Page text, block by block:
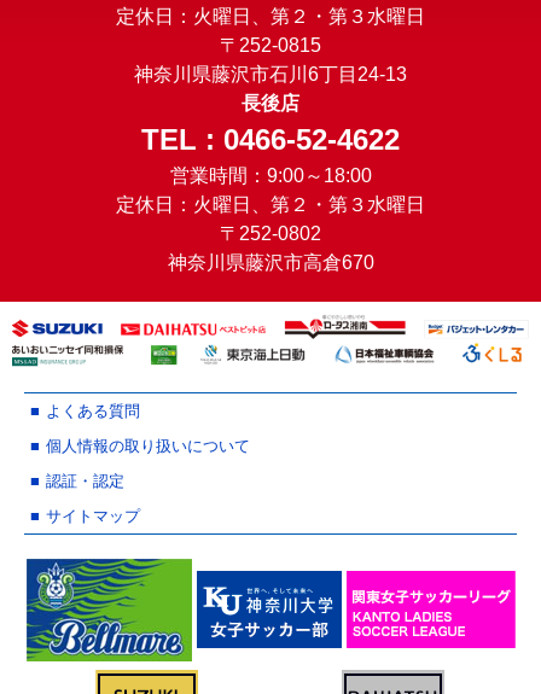
定休日：火曜日、第２・第３水曜日
〒252-0815
神奈川県藤沢市石川6丁目24-13
長後店
TEL : 0466-52-4622
営業時間：9:00～18:00
定休日：火曜日、第２・第３水曜日
〒252-0802
神奈川県藤沢市高倉670
よくある質問
個人情報の取り扱いについて
認証・認定
サイトマップ